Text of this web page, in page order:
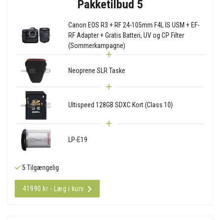
Pakketilbud 5
Canon EOS R3 + RF 24-105mm F4L IS USM + EF-
RF Adapter + Gratis Batteri, UV og CP Filter
(Sommerkampagne)
Neoprene SLR Taske
Ultispeed 128GB SDXC Kort (Class 10)
LP-E19
5 Tilgængelig
41990 kr - Læg i kurv